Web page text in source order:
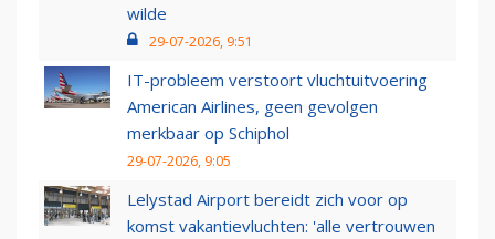
wilde
29-07-2026, 9:51
IT-probleem verstoort vluchtuitvoering
American Airlines, geen gevolgen
merkbaar op Schiphol
29-07-2026, 9:05
Lelystad Airport bereidt zich voor op
komst vakantievluchten: 'alle vertrouwen